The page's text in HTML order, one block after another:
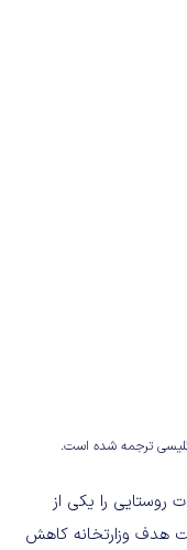
ترجمه شده است.
روستایی را یکی از
هدف وزارتخانه کاهش